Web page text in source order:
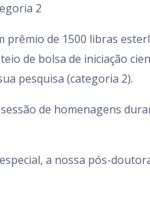
2
prêmio de 1500 libras
de bolsa de iniciação
pesquisa (categoria 2).
de homenagens
a nossa pós-